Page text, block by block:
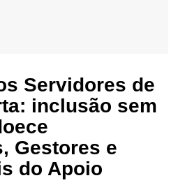
Servidores de
inclusão sem
Gestores e
do Apoio